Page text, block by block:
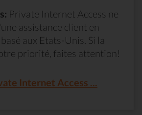
Private Internet Access ne
assistance client en
aux Etats-Unis. Si la
priorité, faites attention!
Internet Access ...